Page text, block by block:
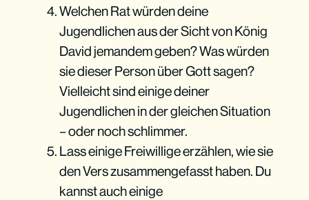
Bereite die Atmosphäre vor
Lass sie lachen
Welchen Rat würden deine
Jugendlichen aus der Sicht von König
David jemandem geben? Was würden
sie dieser Person über Gott sagen?
Vielleicht sind einige deiner
Jugendlichen in der gleichen Situation
– oder noch schlimmer.
Lass einige Freiwillige erzählen, wie sie
den Vers zusammengefasst haben. Du
kannst auch einige